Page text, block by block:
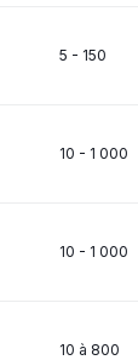
5 - 150
10 - 1 000
10 - 1 000
10 à 800